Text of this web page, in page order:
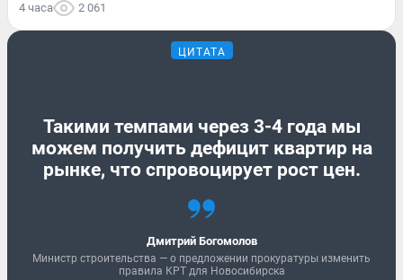
4 часа 2 061
ЦИТАТА
Такими темпами через 3-4 года мы
можем получить дефицит квартир на
рынке, что спровоцирует рост цен.
Дмитрий Богомолов
Министр строительства — о предложении прокуратуры изменить
правила КРТ для Новосибирска